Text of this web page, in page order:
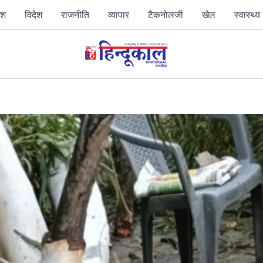
विदेश राजनीति व्‍यापार टैकनोलजी खेल स्‍वास्‍थ्‍य